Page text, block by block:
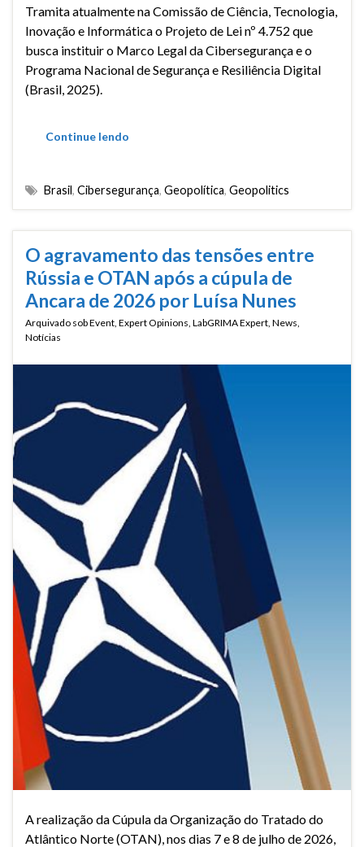
Tramita atualmente na Comissão de Ciência, Tecnologia,
Inovação e Informática o Projeto de Lei nº 4.752 que
busca instituir o Marco Legal da Cibersegurança e o
Programa Nacional de Segurança e Resiliência Digital
(Brasil, 2025).
Continue lendo
Brasil, Cibersegurança, Geopolítica, Geopolitics
O agravamento das tensões entre
Rússia e OTAN após a cúpula de
Ancara de 2026 por Luísa Nunes
Arquivado sobEvent Expert Opinions LabGRIMA Expert News
Notícias
A realização da Cúpula da Organização do Tratado do
Atlântico Norte (OTAN), nos dias 7 e 8 de julho de 2026,